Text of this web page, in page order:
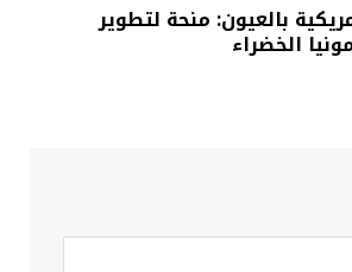
بالعيون: منحة لتطوير
الخضراء